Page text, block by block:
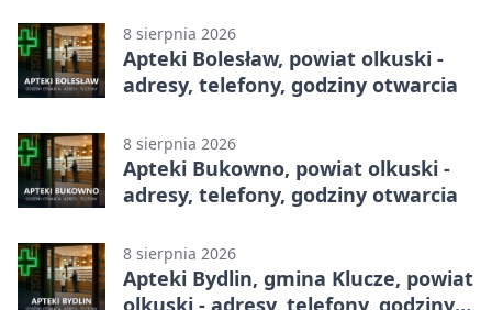
8 sierpnia 2026
Apteki Bolesław, powiat olkuski -
adresy, telefony, godziny otwarcia
8 sierpnia 2026
Apteki Bukowno, powiat olkuski -
adresy, telefony, godziny otwarcia
8 sierpnia 2026
Apteki Bydlin, gmina Klucze, powiat
olkuski - adresy, telefony, godziny